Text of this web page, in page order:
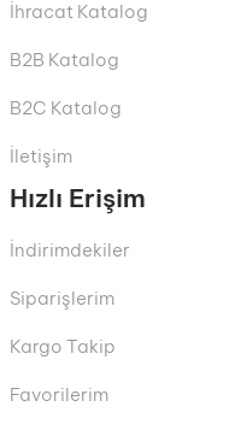
İhracat Katalog
B2B Katalog
B2C Katalog
İletişim
Hızlı Erişim
İndirimdekiler
Siparişlerim
Kargo Takip
Favorilerim